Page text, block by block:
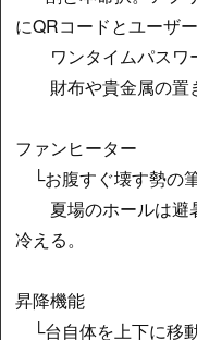
にQRコードとユーザ
ワンタイムパスワー
財布や貴金属の置き
ファンヒーター
└お腹すぐ壊す勢の
夏場のホールは避
冷える。
昇降機能
└台自体を上下に移